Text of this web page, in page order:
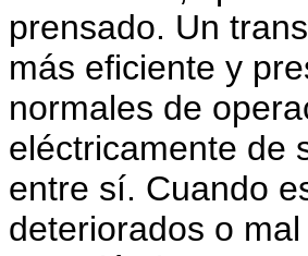
prensado. Un
más eficiente y
normales de
eléctricamente de
entre sí. Cuando
deteriorados o